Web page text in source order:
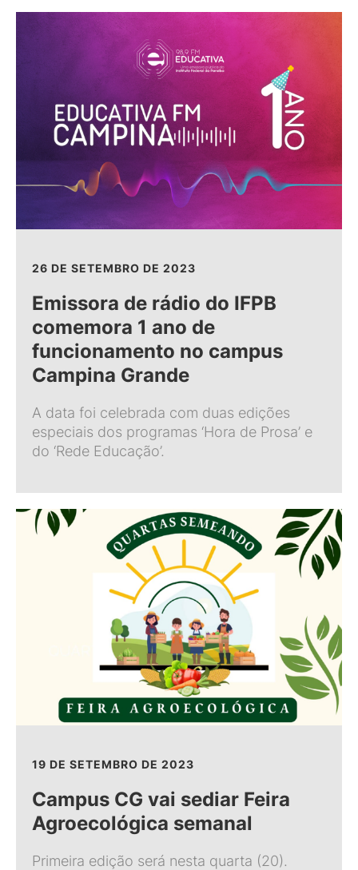
26 DE SETEMBRO DE 2023
Emissora de rádio do IFPB
comemora 1 ano de
funcionamento no campus
Campina Grande
A data foi celebrada com duas edições
especiais dos programas ‘Hora de Prosa’ e
do ‘Rede Educação’.
19 DE SETEMBRO DE 2023
Campus CG vai sediar Feira
Agroecológica semanal
Primeira edição será nesta quarta (20).